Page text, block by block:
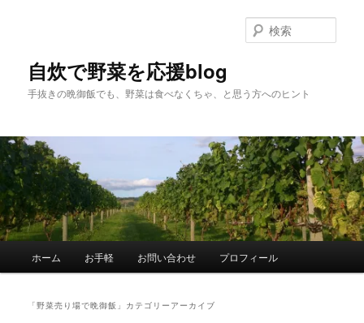
へ
移
移
動
自炊で野菜を応援blog
手抜きの晩御飯でも、野菜は食べなくちゃ、と思う方へのヒント
索
ホーム お手軽 お問い合わせ プロフィール
「野菜売り場で晩御飯 」カテゴリーアーカイブ